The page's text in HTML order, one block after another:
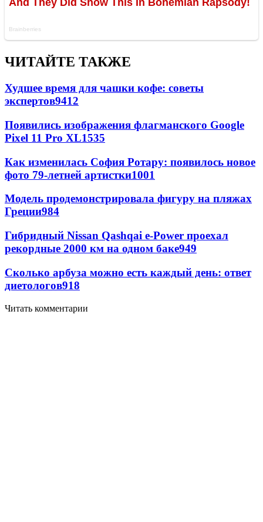
ЧИТАЙТЕ ТАКЖЕ
Худшее время для чашки кофе: советы
экспертов9412
Появились изображения флагманского Google
Pixel 11 Pro XL1535
Как изменилась София Ротару: появилось новое
фото 79-летней артистки1001
Модель продемонстрировала фигуру на пляжах
Греции984
Гибридный Nissan Qashqai e-Power проехал
рекордные 2000 км на одном баке949
Сколько арбуза можно есть каждый день: ответ
диетологов918
Читать комментарии